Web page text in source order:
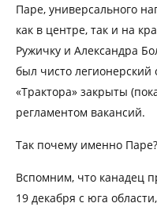
Паре, универсального
как в центре, так и на
Ружичку и Александра
был чисто легионерский
«Трактора» закрыты
регламентом вакансий.
Так почему именно Паре?
Вспомним, что канадец
19 декабря с юга